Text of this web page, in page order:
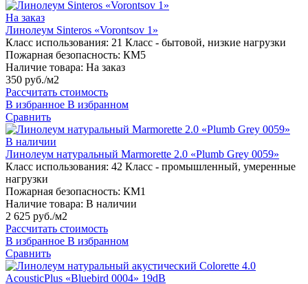
На заказ
Линолеум Sinteros «Vorontsov 1»
Класс использования: 21 Класс - бытовой, низкие нагрузки
Пожарная безопасность: КМ5
Наличие товара: На заказ
350 руб./м2
Рассчитать стоимость
В избранное В избранном
Сравнить
В наличии
Линолеум натуральный Marmorette 2.0 «Plumb Grey 0059»
Класс использования: 42 Класс - промышленный, умеренные
нагрузки
Пожарная безопасность: КМ1
Наличие товара: В наличии
2 625 руб./м2
Рассчитать стоимость
В избранное В избранном
Сравнить